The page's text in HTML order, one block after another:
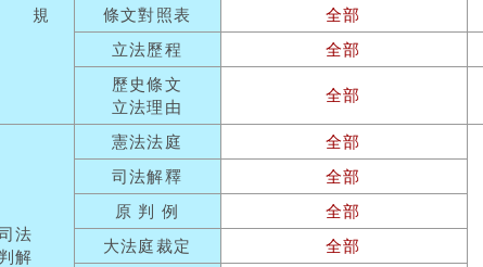
規
條文對照表
全部
立法歷程
全部
歷史條文
立法理由
全部
法
判解
憲法法庭 全部
司法解釋
全部
原 判 例
全部
大法庭裁定
全部